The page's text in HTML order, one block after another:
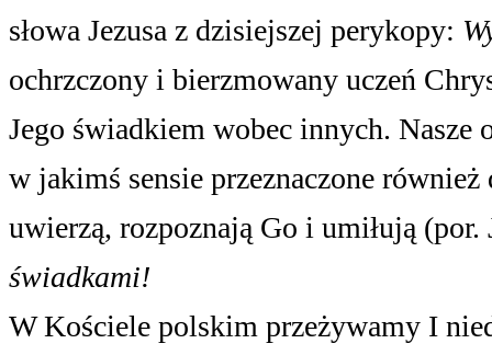
słowa Jezusa z dzisiejszej perykopy:
ochrzczony i bierzmowany uczeń
Jego świadkiem wobec innych. Nasze
w jakimś sensie przeznaczone
uwierzą, rozpoznają Go i umiłują
świadkami!
W Kościele polskim przeżywamy I